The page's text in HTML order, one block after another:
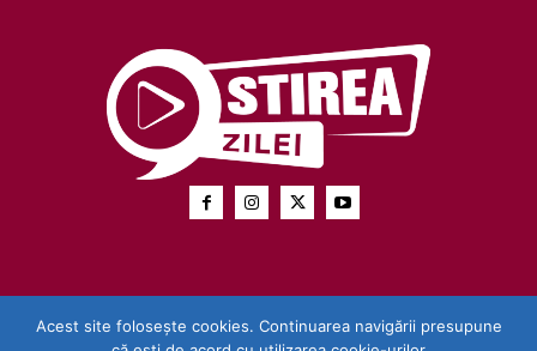
Acest site folosește cookies. Continuarea navigării presupune